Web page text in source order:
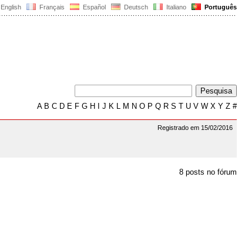
English Français Español Deutsch Italiano Português
AB C D E F G H J K L M N O P Q R S T U V W X Y Z #
Registrado em 15/02/2016
8 posts no fórum